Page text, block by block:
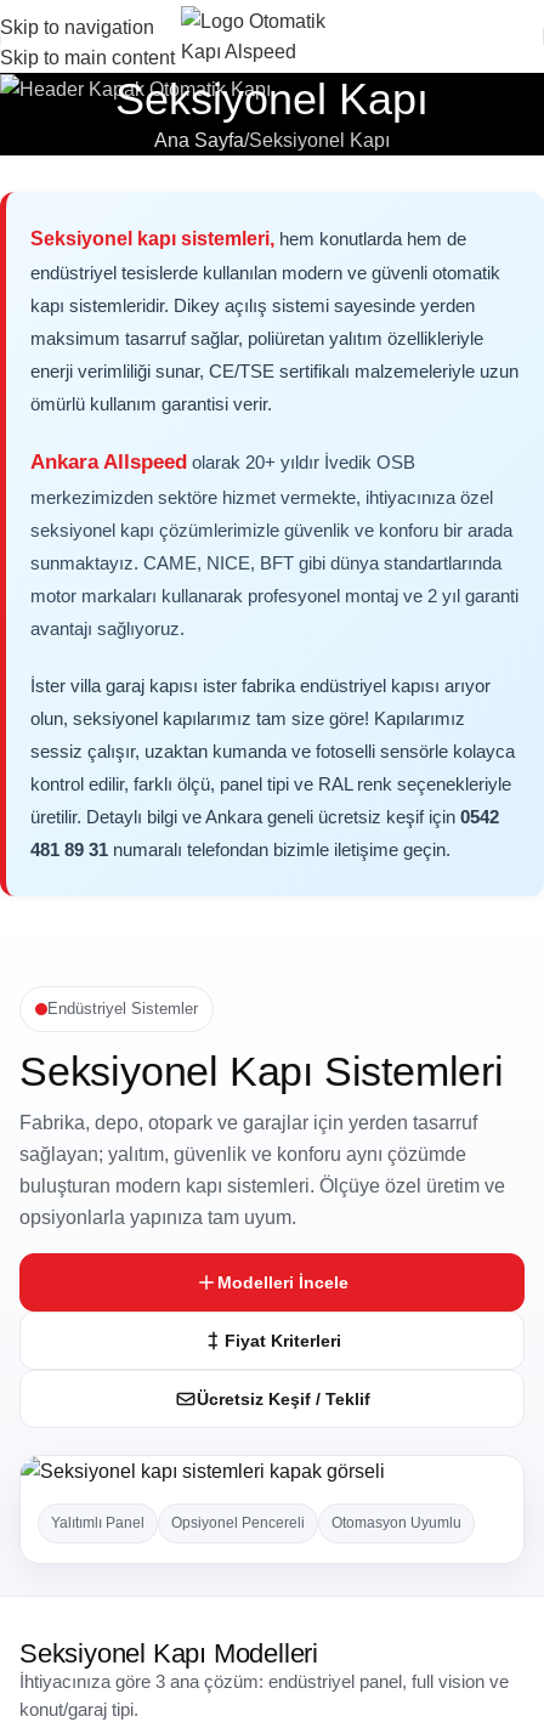
Skip to navigation
Skip to main content
Seksiyonel Kapı
Ana Sayfa Seksiyonel Kapı
Seksiyonel kapı sistemleri, hem konutlarda hem de
endüstriyel tesislerde kullanılan modern ve güvenli otomatik
kapı sistemleridir. Dikey açılış sistemi sayesinde yerden
maksimum tasarruf sağlar, poliüretan yalıtım özellikleriyle
enerji verimliliği sunar, CE/TSE sertifikalı malzemeleriyle uzun
ömürlü kullanım garantisi verir.
Ankara Allspeed olarak 20+ yıldır İvedik OSB
merkezimizden sektöre hizmet vermekte, ihtiyacınıza özel
seksiyonel kapı çözümlerimizle güvenlik ve konforu bir arada
sunmaktayız. CAME, NICE, BFT gibi dünya standartlarında
motor markaları kullanarak profesyonel montaj ve 2 yıl garanti
avantajı sağlıyoruz.
İster villa garaj kapısı ister fabrika endüstriyel kapısı arıyor
olun, seksiyonel kapılarımız tam size göre! Kapılarımız
sessiz çalışır, uzaktan kumanda ve fotoselli sensörle kolayca
kontrol edilir, farklı ölçü, panel tipi ve RAL renk seçenekleriyle
üretilir. Detaylı bilgi ve Ankara geneli ücretsiz keşif için 0542
481 89 31 numaralı telefondan bizimle iletişime geçin.
Endüstriyel Sistemler
Seksiyonel Kapı Sistemleri
Fabrika, depo, otopark ve garajlar için yerden tasarruf
sağlayan; yalıtım, güvenlik ve konforu aynı çözümde
buluşturan modern kapı sistemleri. Ölçüye özel üretim ve
opsiyonlarla yapınıza tam uyum.
Modelleri İncele
Fiyat Kriterleri
Ücretsiz Keşif / Teklif
Yalıtımlı Panel Opsiyonel Pencereli Otomasyon Uyumlu
Seksiyonel Kapı Modelleri
İhtiyacınıza göre 3 ana çözüm: endüstriyel panel, full vision ve
konut/garaj tipi.